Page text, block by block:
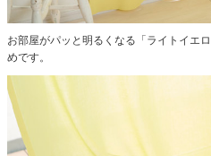
お部屋がパッと明るくなる「ライトイエ
めです。